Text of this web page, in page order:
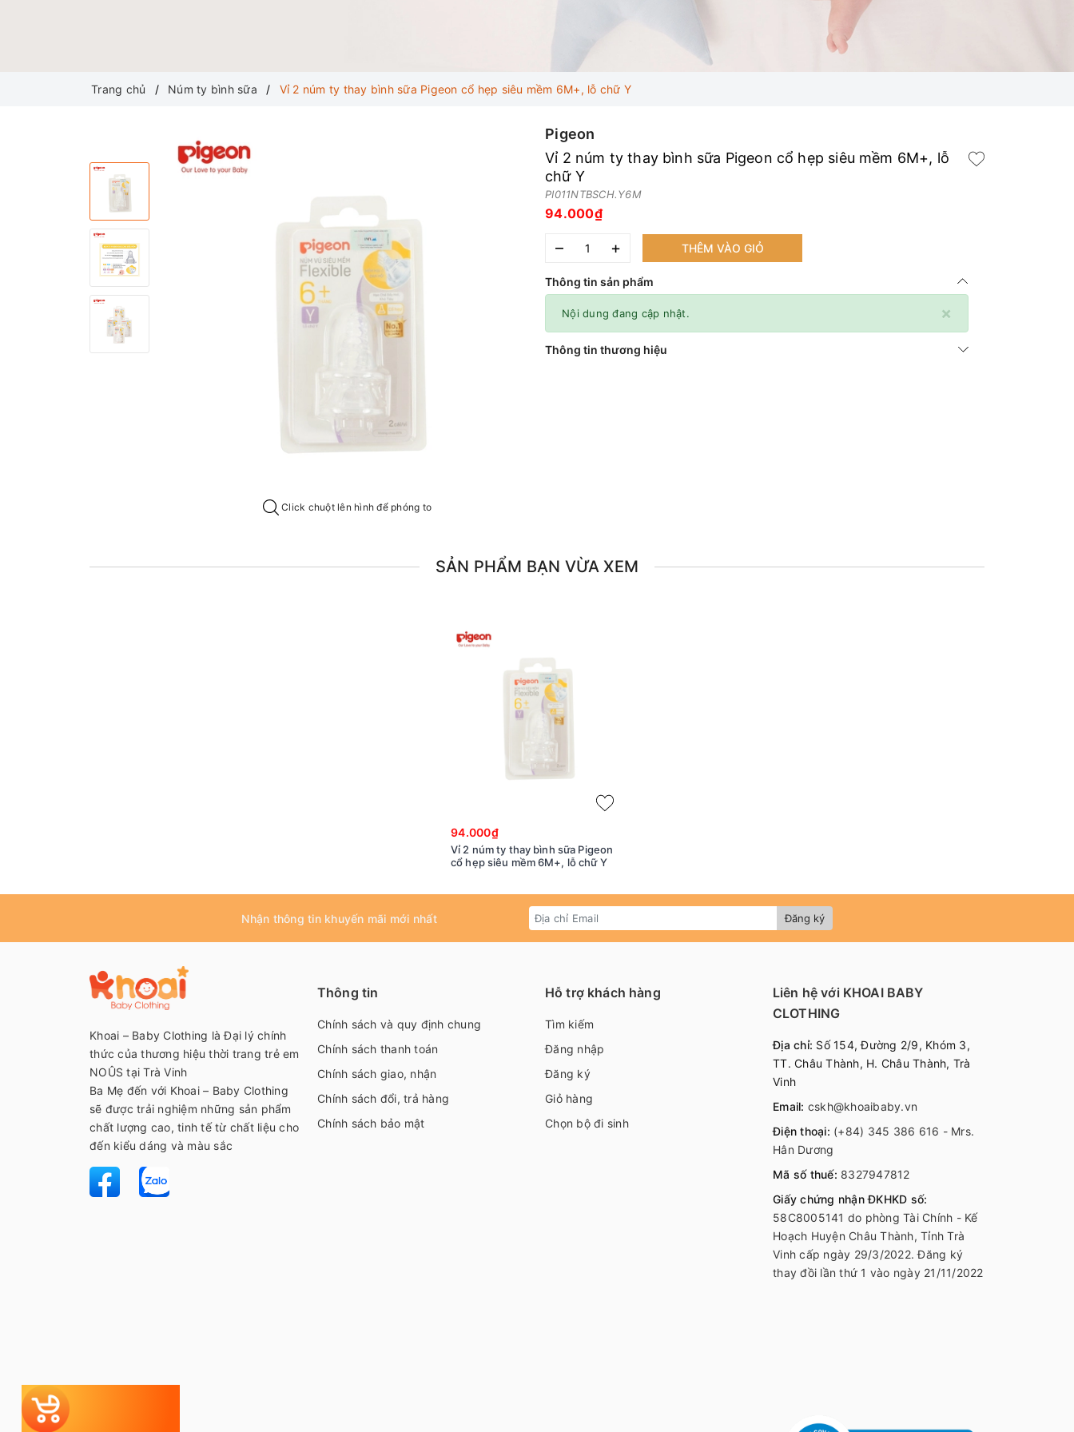
Trang chủ Núm ty bình sữa Vỉ 2 núm ty thay bình sữa Pigeon cổ hẹp siêu mềm 6M+, lỗ chữ Y
Click chuột lên hình để phóng to
Pigeon
Vỉ 2 núm ty thay bình sữa Pigeon cổ hẹp siêu mềm 6M+, lỗ
chữ Y
PI011NTBSCH.Y6M
94.000₫
– + THÊM VÀO GIỎ
Thông tin sản phẩm
×
Nội dung đang cập nhật.
Thông tin thương hiệu
SẢN PHẨM BẠN VỪA XEM
94.000₫
Vỉ 2 núm ty thay bình sữa Pigeon
cổ hẹp siêu mềm 6M+, lỗ chữ Y
Nhận thông tin khuyến mãi mới nhất Đăng ký
Khoai – Baby Clothing là Đại lý chính
thức của thương hiệu thời trang trẻ em
NOÛS tại Trà Vinh
Ba Mẹ đến với Khoai – Baby Clothing
sẽ được trải nghiệm những sản phẩm
chất lượng cao, tinh tế từ chất liệu cho
đến kiểu dáng và màu sắc
Thông tin
Chính sách và quy định chung
Chính sách thanh toán
Chính sách giao, nhận
Chính sách đổi, trả hàng
Chính sách bảo mật
Hỗ trợ khách hàng
Tìm kiếm
Đăng nhập
Đăng ký
Giỏ hàng
Chọn bộ đi sinh
Liên hệ với KHOAI BABY
CLOTHING
Địa chỉ: Số 154, Đường 2/9, Khóm 3,
TT. Châu Thành, H. Châu Thành, Trà
Vinh
Email: cskh@khoaibaby.vn
Điện thoại: (+84) 345 386 616 - Mrs.
Hân Dương
Mã số thuế: 8327947812
Giấy chứng nhận ĐKHKD số:
58C8005141 do phòng Tài Chính - Kế
Hoạch Huyện Châu Thành, Tỉnh Trà
Vinh cấp ngày 29/3/2022. Đăng ký
thay đồi lần thứ 1 vào ngày 21/11/2022